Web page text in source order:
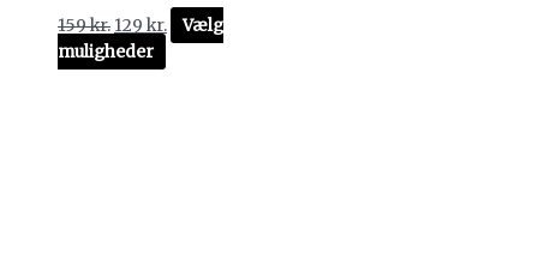
159kr. 129 kr.
Vælg
muligheder